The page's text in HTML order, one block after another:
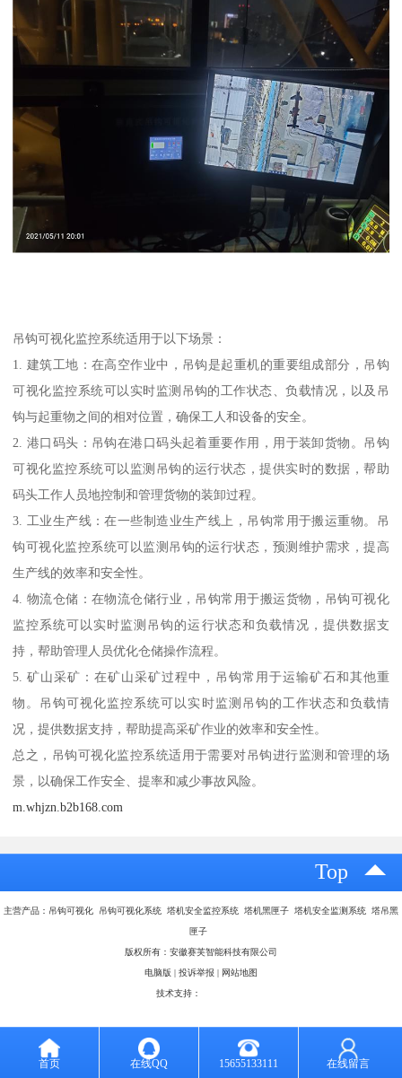
吊钩可视化监控系统适用于以下场景：
1. 建筑工地：在高空作业中，吊钩是起重机的重要组成部分，吊钩
可视化监控系统可以实时监测吊钩的工作状态、负载情况，以及吊
钩与起重物之间的相对位置，确保工人和设备的安全。
2. 港口码头：吊钩在港口码头起着重要作用，用于装卸货物。吊钩
可视化监控系统可以监测吊钩的运行状态，提供实时的数据，帮助
码头工作人员地控制和管理货物的装卸过程。
3. 工业生产线：在一些制造业生产线上，吊钩常用于搬运重物。吊
钩可视化监控系统可以监测吊钩的运行状态，预测维护需求，提高
生产线的效率和安全性。
4. 物流仓储：在物流仓储行业，吊钩常用于搬运货物，吊钩可视化
监控系统可以实时监测吊钩的运行状态和负载情况，提供数据支
持，帮助管理人员优化仓储操作流程。
5. 矿山采矿：在矿山采矿过程中，吊钩常用于运输矿石和其他重
物。吊钩可视化监控系统可以实时监测吊钩的工作状态和负载情
况，提供数据支持，帮助提高采矿作业的效率和安全性。
总之，吊钩可视化监控系统适用于需要对吊钩进行监测和管理的场
景，以确保工作安全、提率和减少事故风险。
m.whjzn.b2b168.com
Top
主营产品：吊钩可视化 吊钩可视化系统 塔机安全监控系统 塔机黑匣子 塔机安全监测系统 塔吊黑
匣子
版权所有：安徽赛芙智能科技有限公司
电脑版 | 投诉举报 | 网站地图
技术支持：
首页 在线QQ 15655133111 在线留言